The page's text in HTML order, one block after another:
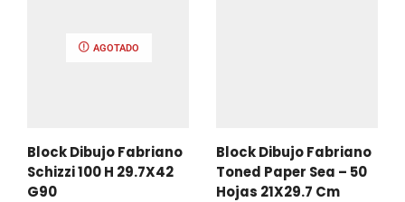
AGOTADO
Block Dibujo Fabriano
Schizzi 100 H 29.7X42
G90
Block Dibujo Fabriano
Toned Paper Sea – 50
Hojas 21X29.7 Cm